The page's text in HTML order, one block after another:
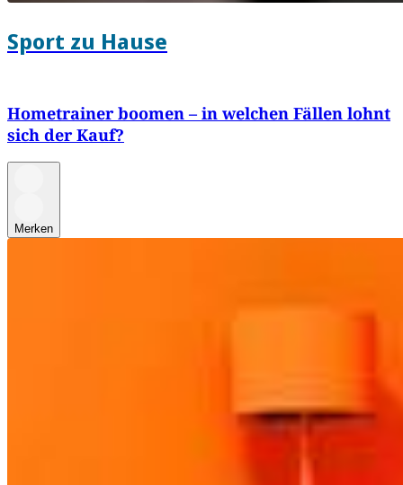
Sport zu Hause
Hometrainer boomen – in welchen Fällen lohnt
sich der Kauf?
Merken